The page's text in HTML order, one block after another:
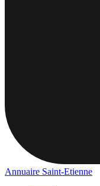
Annuaire Saint-Etienne